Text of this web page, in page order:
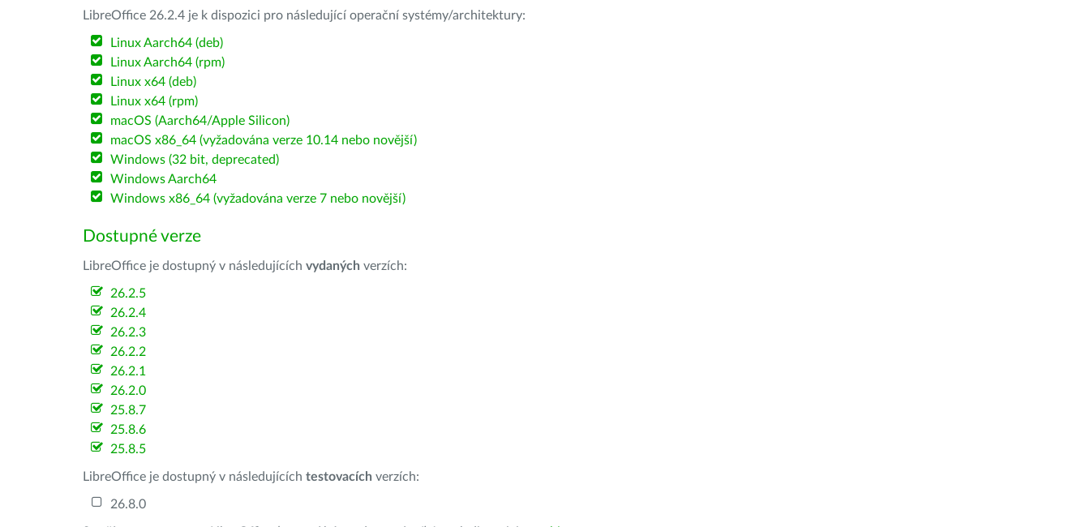
LibreOffice 26.2.4 je k dispozici pro následující operační systémy/architektury:
Linux Aarch64 (deb)
Linux Aarch64 (rpm)
Linux x64 (deb)
Linux x64 (rpm)
macOS (Aarch64/Apple Silicon)
macOS x86_64 (vyžadována verze 10.14 nebo novější)
Windows (32 bit, deprecated)
Windows Aarch64
Windows x86_64 (vyžadována verze 7 nebo novější)
Dostupné verze
LibreOffice je dostupný v následujících vydaných verzích:
26.2.5
26.2.4
26.2.3
26.2.2
26.2.1
26.2.0
25.8.7
25.8.6
25.8.5
LibreOffice je dostupný v následujících testovacích verzích:
26.8.0